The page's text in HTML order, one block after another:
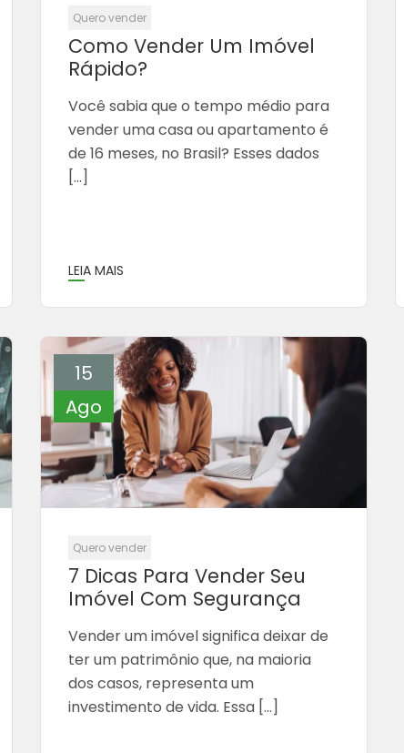
Quero vender
Como Vender Um Imóvel
Rápido?
Você sabia que o tempo médio para
vender uma casa ou apartamento é
de 16 meses, no Brasil? Esses dados
[…]
LEIA MAIS
15
Ago
Quero vender
7 Dicas Para Vender Seu
Imóvel Com Segurança
Vender um imóvel significa deixar de
ter um patrimônio que, na maioria
dos casos, representa um
investimento de vida. Essa […]